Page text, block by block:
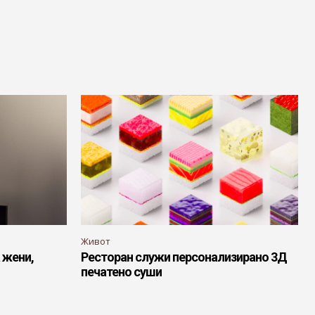
жени,
Живот
Ресторан служи персонализирано 3Д
печатено суши